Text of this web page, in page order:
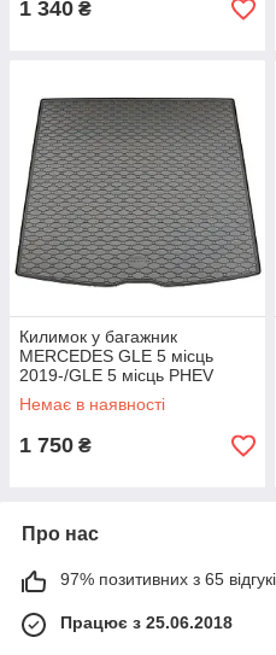
1 340 ₴
Килимок у багажник
MERCEDES GLE 5 місць
2019-/GLE 5 місць PHEV
2019- (W167), гумовий Rigum
Чехія (421149)
Немає в наявності
1 750 ₴
Про нас
97% позитивних з 65
Працює з 25.06.2018